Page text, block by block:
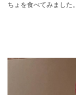
ちょを食べてみました。